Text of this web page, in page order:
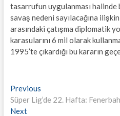
tasarrufun uygulanması halinde
savaş nedeni sayılacağına
arasındaki çatışma diplomatik
karasularını 6 mil olarak
1995’te çıkardığı bu kararın
Yazı
gezinmesi
PreviousPrevious
post:
Süper Lig’de 22. Hafta:
NextNext